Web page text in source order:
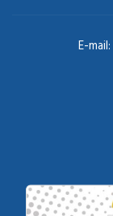
E-mail: